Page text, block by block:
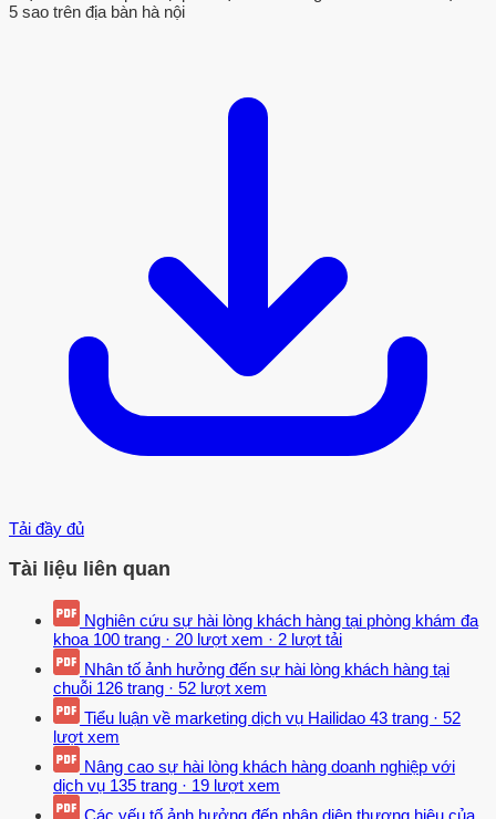
5 sao trên địa bàn hà nội
Tải đầy đủ
Tài liệu liên quan
Nghiên cứu sự hài lòng khách hàng tại phòng khám đa
khoa 100 trang · 20 lượt xem · 2 lượt tải
Nhân tố ảnh hưởng đến sự hài lòng khách hàng tại
chuỗi 126 trang · 52 lượt xem
Tiểu luận về marketing dịch vụ Hailidao 43 trang · 52
lượt xem
Nâng cao sự hài lòng khách hàng doanh nghiệp với
dịch vụ 135 trang · 19 lượt xem